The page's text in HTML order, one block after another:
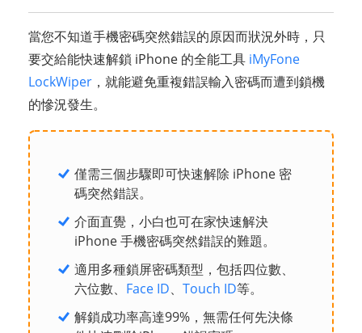
當您不知道手機密碼突然錯誤的原因而狀況外時，只
要交給能快速解鎖 iPhone 的全能工具 iMyFone
LockWiper ，就能避免重複錯誤輸入密碼而遭到鎖機
的慘況發生。
僅需三個步驟即可快速解除 iPhone 密
碼突然錯誤。
介面直覺，小白也可在家快速解決
iPhone 手機密碼突然錯誤的難題。
適用多種鎖屏密碼類型，包括四位數、
六位數、 Face ID、 Touch ID等。
解鎖成功率高達99%，無需任何先決條